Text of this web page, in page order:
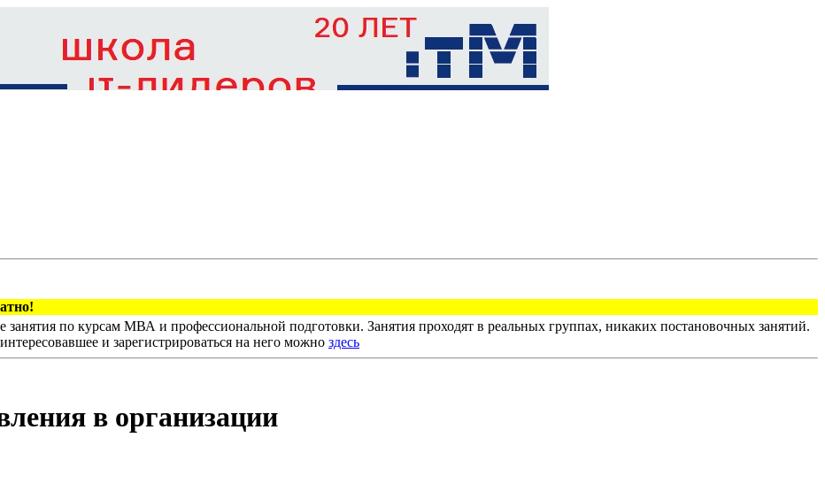
по курсам МВА и профессиональной подготовки. Занятия проходят в реальных группах, никаких постановочных занятий.
и зарегистрироваться на него можно здесь
в организации